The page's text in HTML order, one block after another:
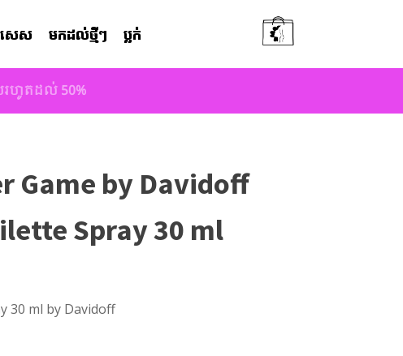
សេស មកដល់ថ្មីៗ ប្លក់
រហូតដល់ 50%
Game by Davidoff
Spray 30 ml
30 ml by Davidoff